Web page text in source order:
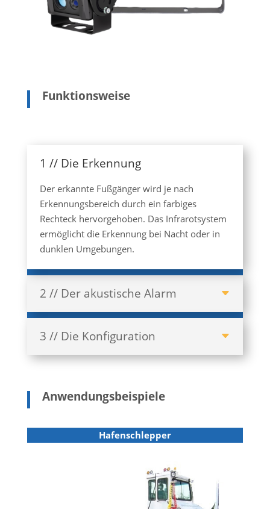
Funktionsweise
1 // Die Erkennung
Der erkannte Fußgänger wird je nach
Erkennungsbereich durch ein farbiges
Rechteck hervorgehoben. Das Infrarotsystem
ermöglicht die Erkennung bei Nacht oder in
dunklen Umgebungen.
2 // Der akustische Alarm
3 // Die Konfiguration
Anwendungsbeispiele
Hafenschlepper